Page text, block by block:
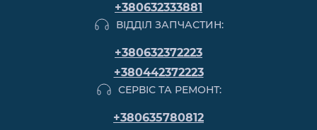
+380632333881
ВІДДІЛ ЗАПЧАСТИН:
+380632372223
+380442372223
СЕРВІС ТА РЕМОНТ:
+380635780812